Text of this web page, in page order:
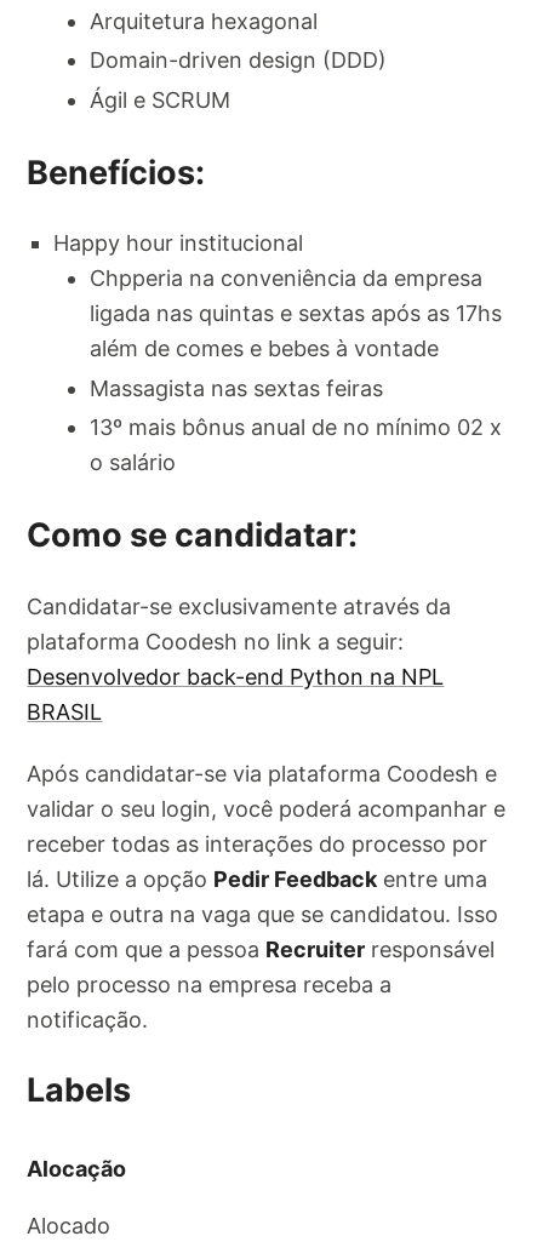
Arquitetura hexagonal
Domain-driven design (DDD)
Ágil e SCRUM
Benefícios:
Happy hour institucional
Chpperia na conveniência da empresa
ligada nas quintas e sextas após as 17hs
além de comes e bebes à vontade
Massagista nas sextas feiras
13º mais bônus anual de no mínimo 02 x
o salário
Como se candidatar:
Candidatar-se exclusivamente através da
plataforma Coodesh no link a seguir:
Desenvolvedor back-end Python na NPL
BRASIL
Após candidatar-se via plataforma Coodesh e
validar o seu login, você poderá acompanhar e
receber todas as interações do processo por
lá. Utilize a opção Pedir Feedback entre uma
etapa e outra na vaga que se candidatou. Isso
fará com que a pessoa Recruiter responsável
pelo processo na empresa receba a
notificação.
Labels
Alocação
Alocado